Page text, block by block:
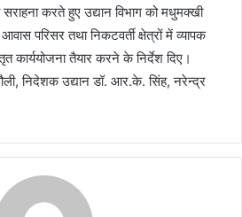
सराहना करते हुए उद्यान विभाग को मधुमक्खी
परिसर तथा निकटवर्ती क्षेत्रों में व्यापक
कार्ययोजना तैयार करने के निर्देश दिए।
निदेशक उद्यान डॉ. आर.के. सिंह, नरेन्द्र